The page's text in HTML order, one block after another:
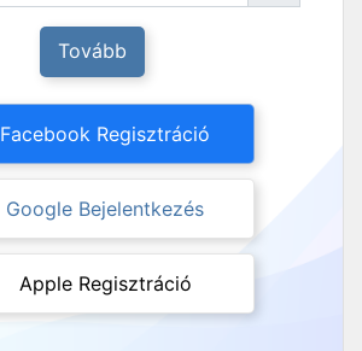
Tovább
Facebook Regisztráció
Google Bejelentkezés
Apple Regisztráció